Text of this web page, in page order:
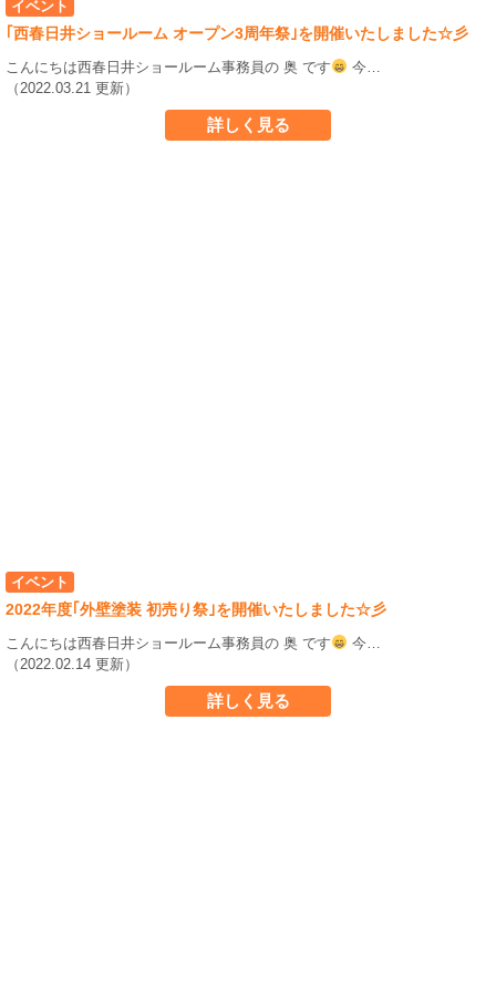
イベント
｢西春日井ショールーム オープン3周年祭｣を開催いたしました☆彡
こんにちは西春日井ショールーム事務員の 奥 です
今…
（2022.03.21 更新）
詳しく見る
イベント
2022年度｢外壁塗装 初売り祭｣を開催いたしました☆彡
こんにちは西春日井ショールーム事務員の 奥 です
今…
（2022.02.14 更新）
詳しく見る